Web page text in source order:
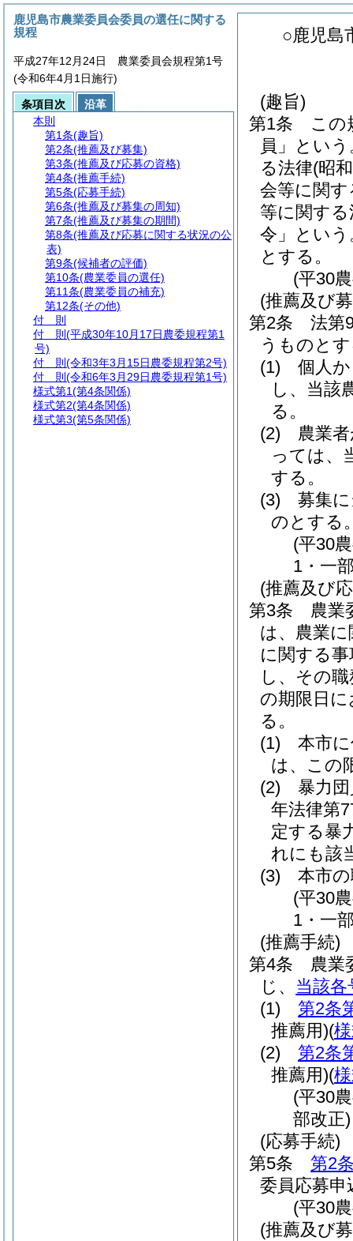
○鹿児島
(趣旨)
第1条
この
員」という
る法律(昭
会等に関
等に関す
令」という
とする。
(平30
(推薦及び
第2条
法第
うものと
(1)
個人
し、当該
る。
(2)
農業
っては、
する。
(3)
募集
のとする
(平30
1・一
(推薦及び
第3条
農業
は、農業
に関する
し、その
の期限日
る。
(1)
本市
は、この
(2)
暴力
年法律第
定する暴
れにも該
(3)
本市
(平30
1・一
(推薦手続)
第4条
農業
じ、 当該各
(1)
第2条
推薦用)(
(2)
第2条
推薦用)(
(平30
部改正)
(応募手続)
第5条
第2
委員応募申
(平30
(推薦及び
鹿児島市農業委員会委員の選任に関する
規程
平成27年12月24日 農業委員会規程第1号
(令和6年4月1日施行)
条項目次
沿革
本則
第1条(趣旨)
第2条(推薦及び募集)
第3条(推薦及び応募の資格)
第4条(推薦手続)
第5条(応募手続)
第6条(推薦及び募集の周知)
第7条(推薦及び募集の期間)
第8条(推薦及び応募に関する状況の公
表)
第9条(候補者の評価)
第10条(農業委員の選任)
第11条(農業委員の補充)
第12条(その他)
付 則
付 則 (平成30年10月17日農委規程第1
号)
付 則 (令和3年3月15日農委規程第2号)
付 則 (令和6年3月29日農委規程第1号)
様式第1(第4条関係)
様式第2(第4条関係)
様式第3(第5条関係)